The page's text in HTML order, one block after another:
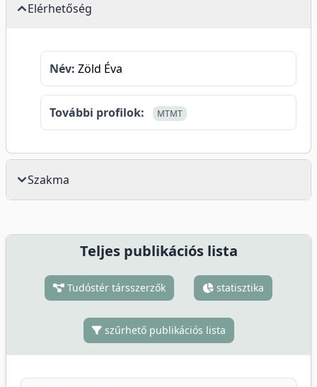
Elérhetőség
Név: Zöld Éva
További profilok: MTMT
Szakma
Teljes publikációs lista
Tudóstér társszerzők statisztika
szűrhető publikációs lista